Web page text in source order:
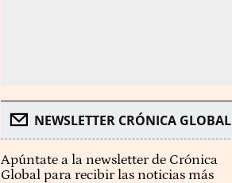
NEWSLETTER CRÓNICA GLOBAL
Apúntate a la newsletter de Crónica
Global para recibir las noticias más